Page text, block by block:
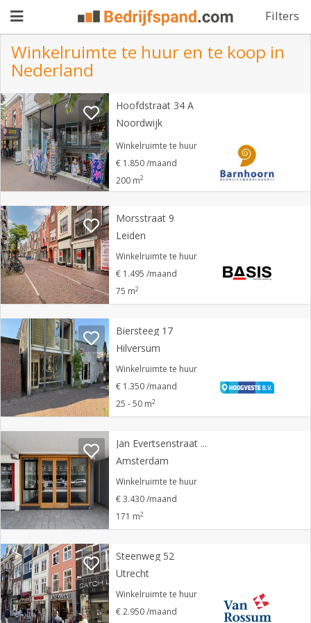
Filters
aanbieden
Pand
zoeken
Waarom
adverteren
Premium
adverteren
Blog
Registreren
Login
Winkelruimte te huur en te koop in
Nederland
Hoofdstraat 34 A
Noordwijk
Winkelruimte te huur
€ 1.850 /maand
200 m2
Morsstraat 9
Leiden
Winkelruimte te huur
€ 1.495 /maand
75 m2
Biersteeg 17
Hilversum
Winkelruimte te huur
€ 1.350 /maand
25 - 50 m2
Jan Evertsenstraat 115 H
Amsterdam
Winkelruimte te huur
€ 3.430 /maand
171 m2
Steenweg 52
Utrecht
Winkelruimte te huur
€ 2.950 /maand